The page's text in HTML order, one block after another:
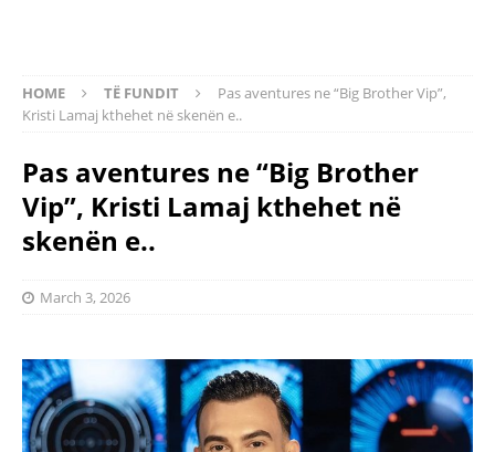
HOME TË FUNDIT
Pas aventures ne “Big Brother Vip”,
Kristi Lamaj kthehet në skenën e..
Pas aventures ne “Big Brother
Vip”, Kristi Lamaj kthehet në
skenën e..
March 3, 2026